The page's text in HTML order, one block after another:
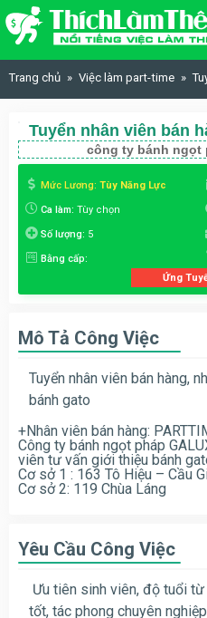
Skip to content
Trang chủ Việc làm part-time
Tuyển nhân viên bán
công ty bánh ngọt
Mức Lương: Tùy Năng Lực
Ca làm: Tùy chọn
Số lượng: 5
Bằng cấp:
Ứng
Mô Tả Công Việc
Tuyển nhân viên bán hàng,
bánh gato
+Nhân viên bán hàng:
Công ty bánh ngọt pháp
viên tư vấn giới thiệu bánh
Cơ sở 1 : 163 Tô Hiệu – Cầu
Cơ sở 2: 119 Chùa Láng
Yêu Cầu Công Việc
Ưu tiên sinh viên, độ tuổi
tốt, tác phong chuyên